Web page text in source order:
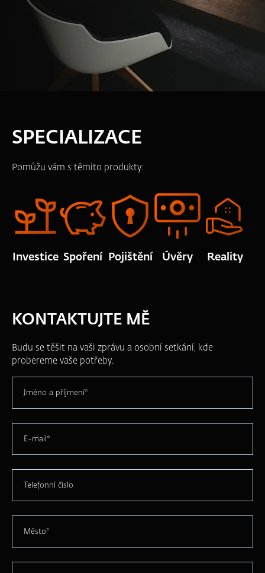
SPECIALIZACE
Pomůžu vám s těmito produkty:
Investice Spoření Pojištění Úvěry Reality
KONTAKTUJTE MĚ
Budu se těšit na vaši zprávu a osobní setkání, kde
probereme vaše potřeby.
Jméno a příjmení*
E-mail*
Telefonní číslo
Město*